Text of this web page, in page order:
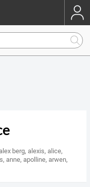
berg,alexis,alice,
,anne,apolline,arwen,